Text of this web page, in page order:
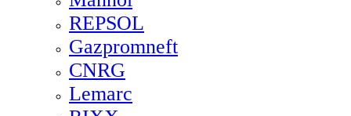
REPSOL
Gazpromneft
CNRG
Lemarc